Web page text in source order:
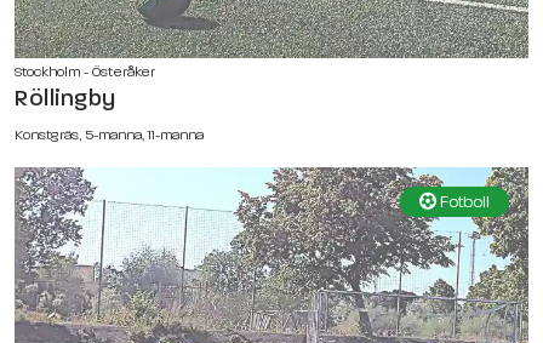
Stockholm - Österåker
Röllingby
Konstgräs, 5-manna, 11-manna
Fotboll